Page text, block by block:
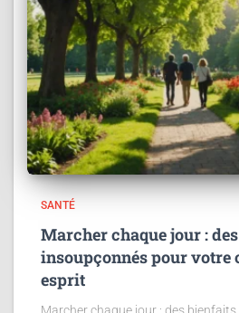
SANTÉ
Marcher chaque jour :
insoupçonnés pour votre
esprit